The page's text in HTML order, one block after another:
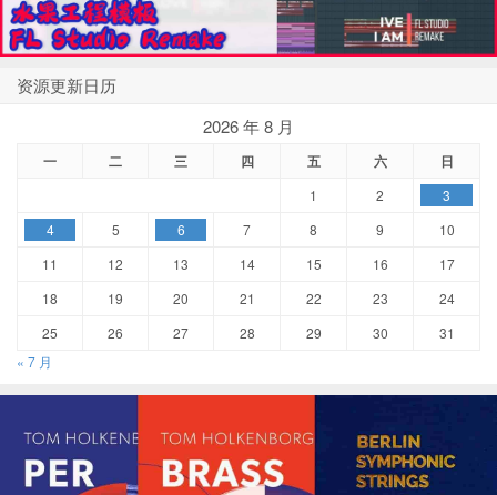
资源更新日历
2026 年 8 月
一 二 三 四 五 六 日
1 2
3
4
5 6 7 8 9
10
11
12 13 14 15 16
17
18
19 20 21 22 23
24
25
26 27 28 29 30
31
« 7 月